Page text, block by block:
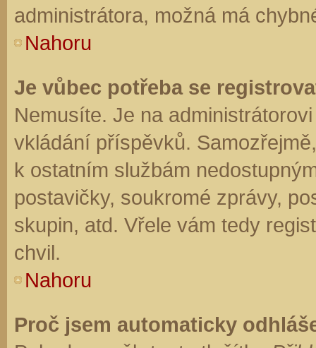
administrátora, možná má
Nahoru
Je vůbec potřeba se
Nemusíte. Je na
vkládání příspěvků.
k ostatním službám
postavičky, soukromé zprávy,
skupin, atd. Vřele vám tedy
chvil.
Nahoru
Proč jsem automaticky